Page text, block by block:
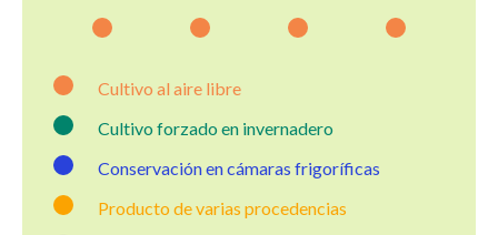
Cultivo al aire libre
Cultivo forzado en invernadero
Conservación en cámaras frigoríficas
Producto de varias procedencias